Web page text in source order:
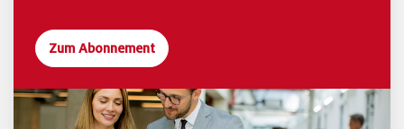
Zum Abonnement